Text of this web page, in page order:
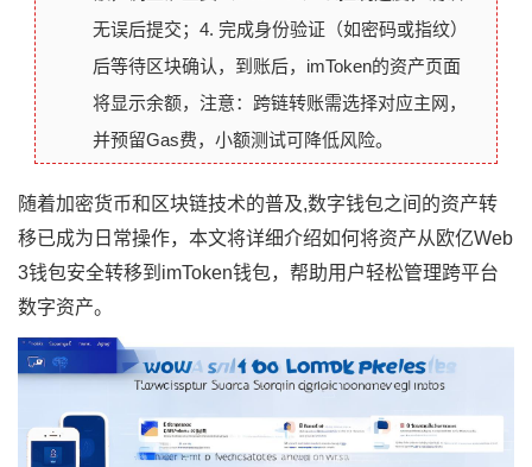
无误后提交；4. 完成身份验证（如密码或指纹）
后等待区块确认，到账后，imToken的资产页面
将显示余额，注意：跨链转账需选择对应主网，
并预留Gas费，小额测试可降低风险。
随着加密货币和区块链技术的普及,数字钱包之间的资产转
移已成为日常操作，本文将详细介绍如何将资产从欧亿Web
3钱包安全转移到imToken钱包，帮助用户轻松管理跨平台
数字资产。